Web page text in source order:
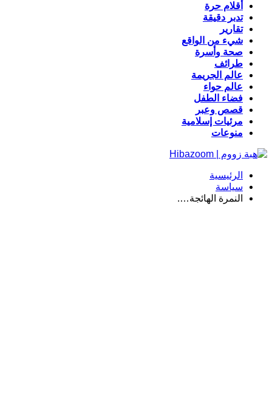
أقلام حرة
تدبر دقيقة
تقارير
شيء من الواقع
صحة وأسرة
طرائف
عالم الجريمة
عالم حواء
فضاء الطفل
قصص وعبر
مرئيات إسلامية
منوعات
الرئيسية
سياسة
النمرة الهائجة….